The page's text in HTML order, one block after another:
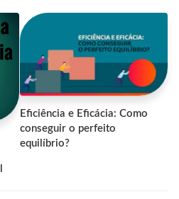
Eficiência e Eficácia: Como
conseguir o perfeito
equilíbrio?